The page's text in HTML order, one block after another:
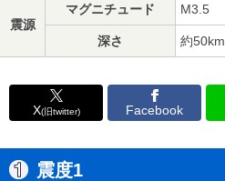
震源
マグニチュード M3.5
深さ 約50km
X(旧twitter) Facebook
震度1